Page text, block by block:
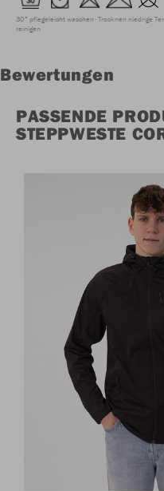
30° pflegeleicht waschen Trocknen niedrige
reinigen
Bewertungen
PASSENDE
STEPPWESTE